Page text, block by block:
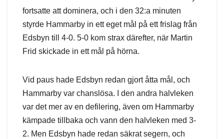
fortsatte att dominera, och i den 32:a minuten
styrde Hammarby in ett eget mål på ett frislag från
Edsbyn till 4-0. 5-0 kom strax därefter, när Martin
Frid skickade in ett mål på hörna.
Vid paus hade Edsbyn redan gjort åtta mål, och
Hammarby var chanslösa. I den andra halvleken
var det mer av en defilering, även om Hammarby
kämpade tillbaka och vann den halvleken med 3-
2. Men Edsbyn hade redan säkrat segern, och